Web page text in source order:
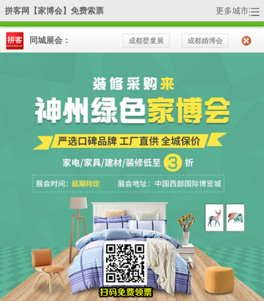
全国家博会-分站： 杭州|天津|武汉|北京|深圳|
拼客网【家博会】免费索票 更多城市
同城展会： 成都婚博会
成都婴童展